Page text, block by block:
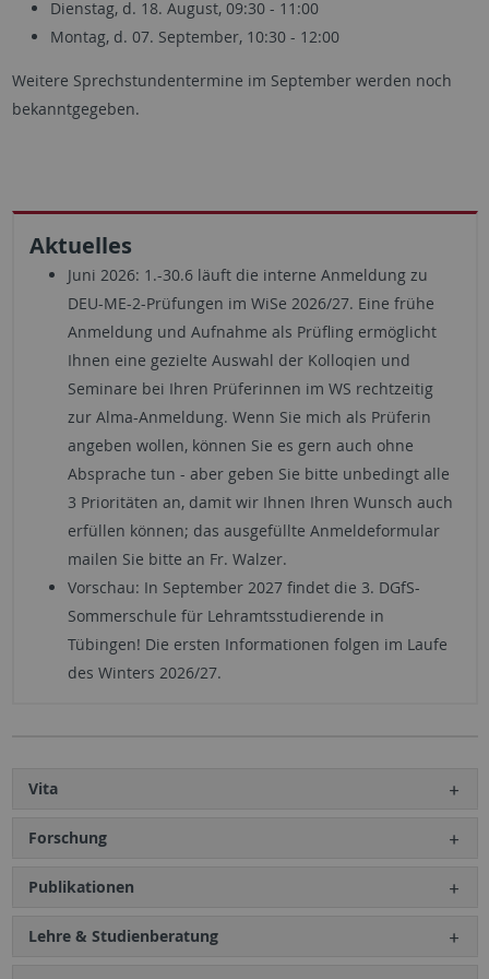
Dienstag, d. 18. August, 09:30 - 11:00
Montag, d. 07. September, 10:30 - 12:00
Weitere Sprechstundentermine im September werden noch
bekanntgegeben.
Aktuelles
Juni 2026: 1.-30.6 läuft die interne Anmeldung zu
DEU-ME-2-Prüfungen im WiSe 2026/27. Eine frühe
Anmeldung und Aufnahme als Prüfling ermöglicht
Ihnen eine gezielte Auswahl der Kolloqien und
Seminare bei Ihren Prüferinnen im WS rechtzeitig
zur Alma-Anmeldung. Wenn Sie mich als Prüferin
angeben wollen, können Sie es gern auch ohne
Absprache tun - aber geben Sie bitte unbedingt alle
3 Prioritäten an, damit wir Ihnen Ihren Wunsch auch
erfüllen können; das ausgefüllte Anmeldeformular
mailen Sie bitte an Fr. Walzer.
Vorschau: In September 2027 findet die 3. DGfS-
Sommerschule für Lehramtsstudierende in
Tübingen! Die ersten Informationen folgen im Laufe
des Winters 2026/27.
Vita
Forschung
Publikationen
Lehre & Studienberatung